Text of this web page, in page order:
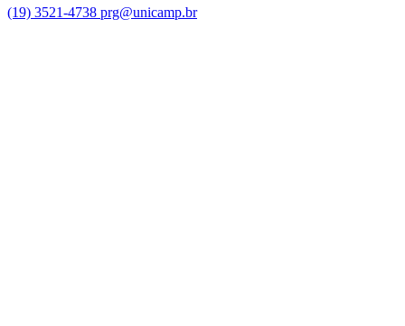
(19) 3521-4738 prg@unicamp.br